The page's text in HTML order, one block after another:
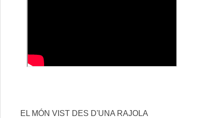
EL MÓN VIST DES D'UNA RAJOLA